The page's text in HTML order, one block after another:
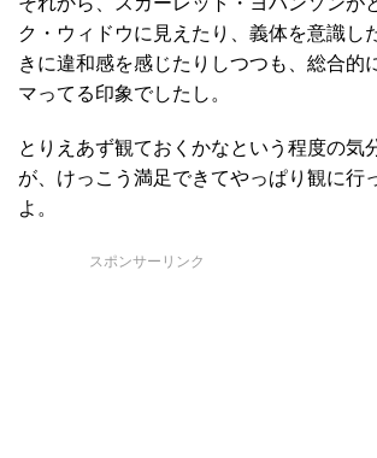
ク・ウィドウに見えたり、義体を意識し
きに違和感を感じたりしつつも、総合的
マってる印象でしたし。
とりえあず観ておくかなという程度の気
が、けっこう満足できてやっぱり観に行
よ。
スポンサーリンク